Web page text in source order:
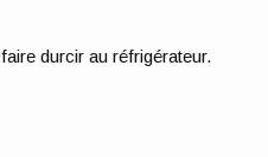
durcir au réfrigérateur.